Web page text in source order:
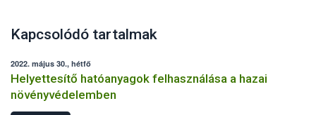
Kapcsolódó tartalmak
2022. május 30., hétfő
Helyettesítő hatóanyagok felhasználása a hazai
növényvédelemben